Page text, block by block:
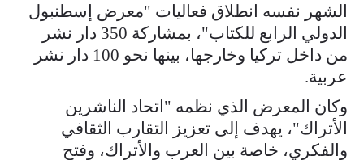
الشهر نفسه انطلاق فعاليات "معرض إسطنبول
الدولي الرابع للكتاب"، بمشاركة 350 دار نشر
من داخل تركيا وخارجها، بينها نحو 100 دار نشر
عربية.
وكان المعرض الذي نظمه "اتحاد الناشرين
الأتراك"، يهدف إلى تعزيز التقارب الثقافي
والفكري، خاصة بين العرب والأتراك، وفتح